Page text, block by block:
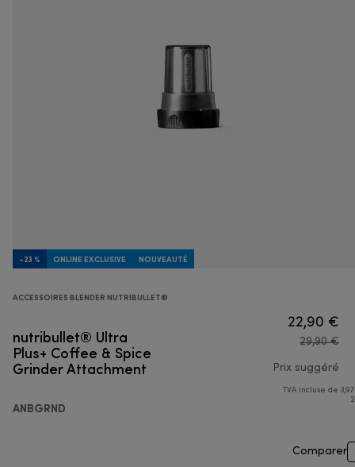
-23 % ONLINE EXCLUSIVE NOUVEAUTÉ
ACCESSOIRES BLENDER NUTRIBULLET®
nutribullet® Ultra
Plus+ Coffee & Spice
Grinder Attachment
ANBGRND
22,90 €
29,90 €
Prix suggéré
TVA incluse de
Comparer